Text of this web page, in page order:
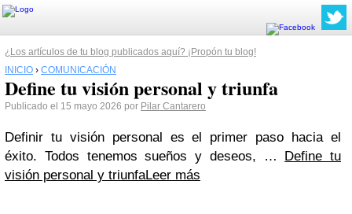
¿Los artículos de tu blog publicados aquí? ¡Propón tu blog!
INICIO › COMUNICACIÓN
Define tu visión personal y triunfa
Publicado el 15 mayo 2026 por Pilar Cantarero
Definir tu visión personal es el primer paso hacia el
éxito. Todos tenemos sueños y deseos, … Define tu
visión personal y triunfaLeer más